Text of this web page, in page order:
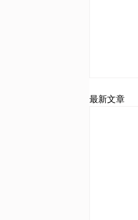
最新文章